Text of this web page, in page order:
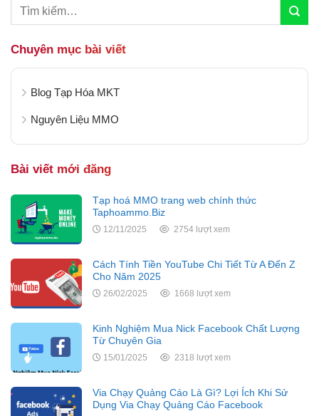
Chuyên mục bài viết
Blog Tạp Hóa MKT
Nguyên Liệu MMO
Bài viết mới đăng
Tạp hoá MMO trang web chính thức
Taphoammo.Biz
12/11/2025 2754 lượt xem
Cách Tính Tiền YouTube Chi Tiết Từ A Đến Z
Cho Năm 2025
26/02/2025 1668 lượt xem
Kinh Nghiệm Mua Nick Facebook Chất Lượng
Từ Chuyên Gia
15/01/2025 2318 lượt xem
Via Chạy Quảng Cáo Là Gì? Lợi Ích Khi Sử
Dụng Via Chạy Quảng Cáo Facebook